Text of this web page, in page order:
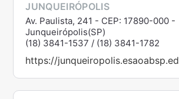
JUNQUEIRÓPOLIS
Av. Paulista, 241 - CEP: 17890-000 -
Junqueirópolis(SP)
(18) 3841-1537 / (18) 3841-1782
https://